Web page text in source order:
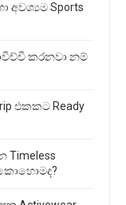
අවශ්‍යම Sports
කරනවා නම්
එකකට Ready
Timeless
කොහොමද?